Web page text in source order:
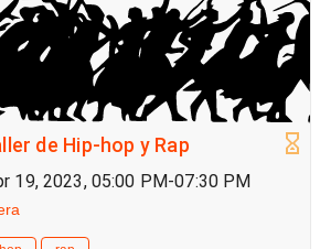
de Hip-hop y Rap
19, 2023, 05:00 PM-07:30 PM